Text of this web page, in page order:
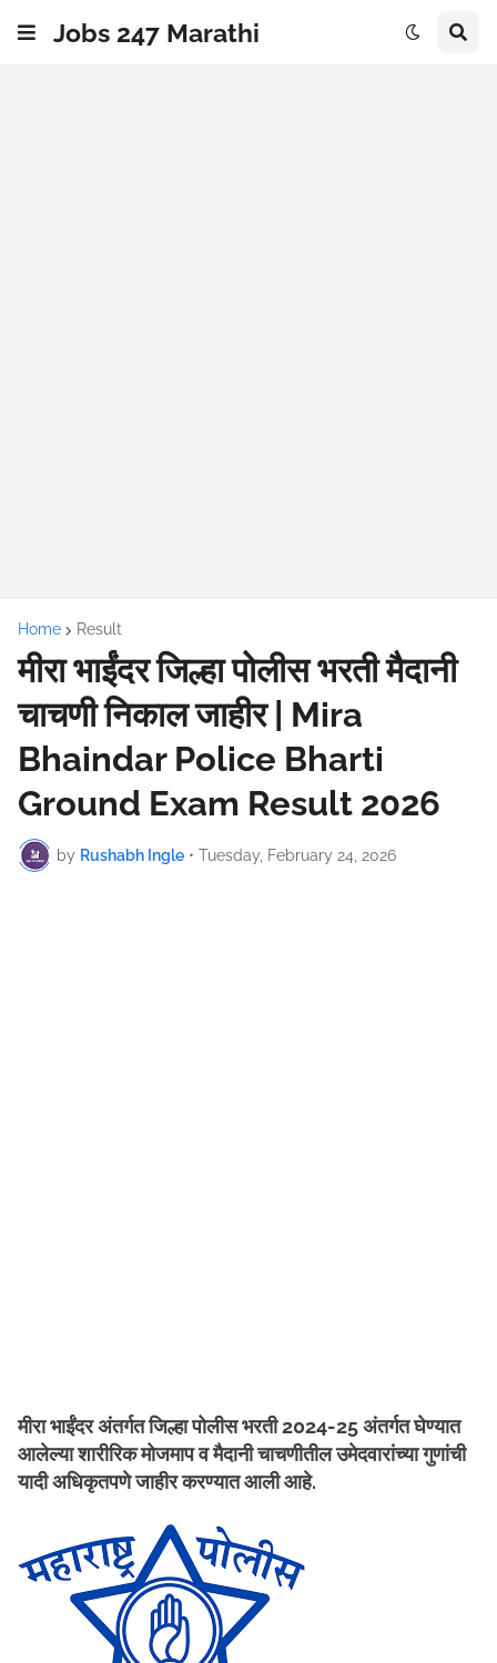
Jobs 247 Marathi
Home Result
मीरा भाईंदर जिल्हा पोलीस भरती मैदानी
चाचणी निकाल जाहीर | Mira
Bhaindar Police Bharti
Ground Exam Result 2026
by Rushabh Ingle • Tuesday, February 24, 2026
मीरा भाईंदर अंतर्गत जिल्हा पोलीस भरती 2024-25 अंतर्गत घेण्यात
आलेल्या शारीरिक मोजमाप व मैदानी चाचणीतील उमेदवारांच्या गुणांची
यादी अधिकृतपणे जाहीर करण्यात आली आहे.